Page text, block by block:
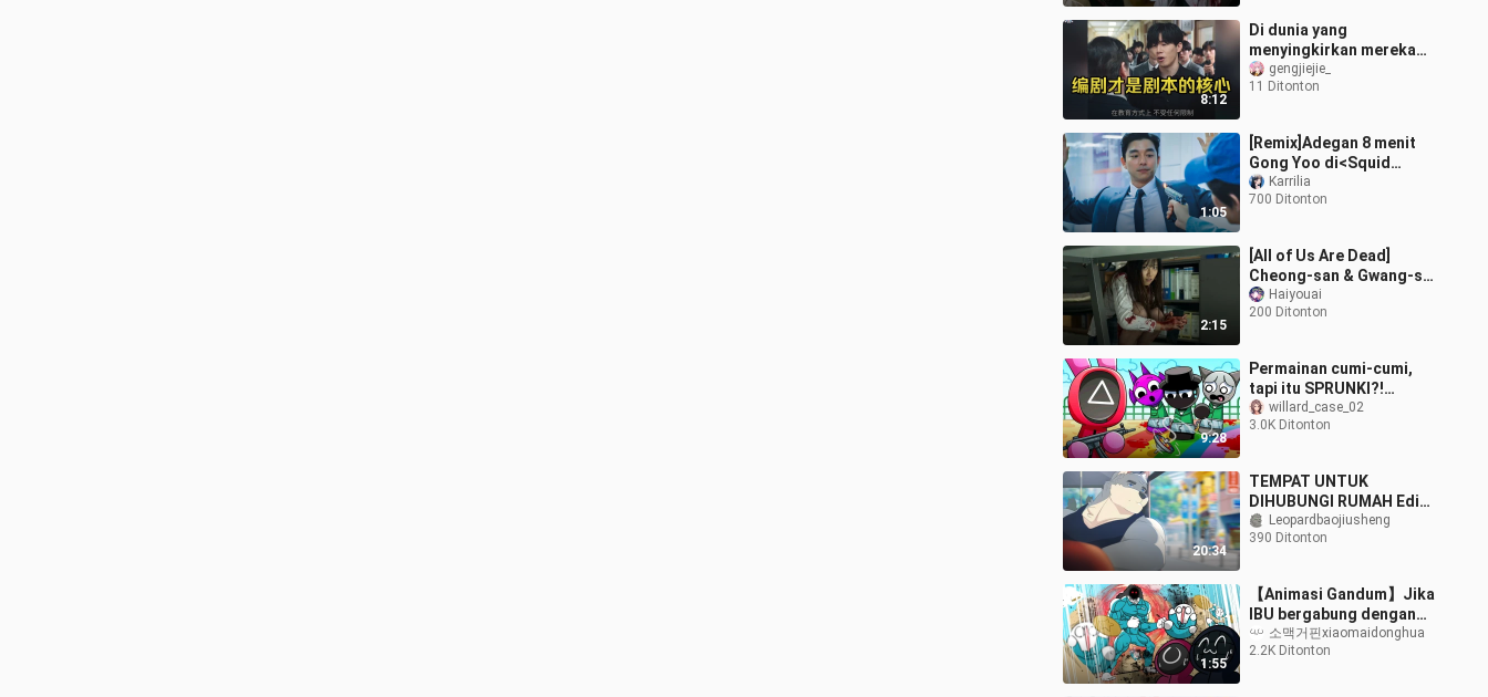
8:12
Di dunia yang
menyingkirkan mereka
yang tak berguna ini,
keberadaan drama
mere
gengjiejie_
11 Ditonton
1:05
[Remix]Adegan 8 menit
Gong Yoo di<Squid
Game>
Karrilia
700 Ditonton
2:15
[All of Us Are Dead]
Cheong-san & Gwang-su
Mengambil Ponsel di
Kantor
Haiyouai
200 Ditonton
9:28
Permainan cumi-cumi,
tapi itu SPRUNKI?!
(animasi kartun)
willard_case_02
3.0K Ditonton
20:34
TEMPAT UNTUK
DIHUBUNGI RUMAH Edisi
7 【Karakter baru akan
debut! 】 "Ayo makan
Leopardbaojiusheng
390 Ditonton
1:55
【Animasi Gandum】Jika
IBU bergabung dengan
Squid Games
소맥거핀xiaomaidonghua
2.2K Ditonton